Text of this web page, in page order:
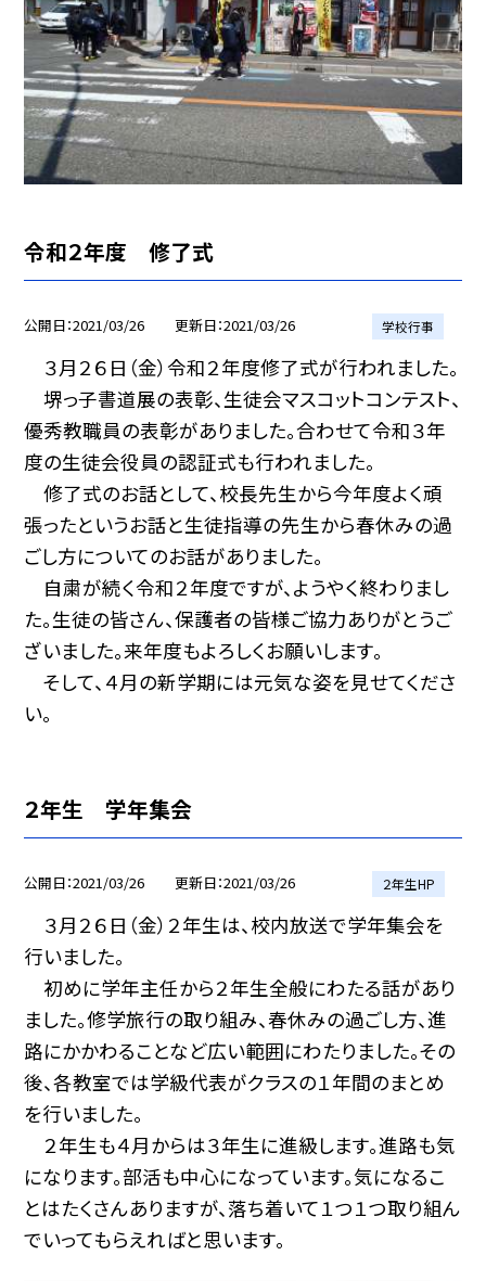
令和２年度 修了式
公開日 2021/03/26 更新日 2021/03/26 学校行事
３月２６日（金）令和２年度修了式が行われました。
堺っ子書道展の表彰、生徒会マスコットコンテスト、
優秀教職員の表彰がありました。合わせて令和３年
度の生徒会役員の認証式も行われました。
修了式のお話として、校長先生から今年度よく頑
張ったというお話と生徒指導の先生から春休みの過
ごし方についてのお話がありました。
自粛が続く令和２年度ですが、ようやく終わりまし
た。生徒の皆さん、保護者の皆様ご協力ありがとうご
ざいました。来年度もよろしくお願いします。
そして、４月の新学期には元気な姿を見せてくださ
い。
２年生 学年集会
公開日 2021/03/26 更新日 2021/03/26 ２年生HP
３月２６日（金）２年生は、校内放送で学年集会を
行いました。
初めに学年主任から２年生全般にわたる話があり
ました。修学旅行の取り組み、春休みの過ごし方、進
路にかかわることなど広い範囲にわたりました。その
後、各教室では学級代表がクラスの１年間のまとめ
を行いました。
２年生も４月からは３年生に進級します。進路も気
になります。部活も中心になっています。気になるこ
とはたくさんありますが、落ち着いて１つ１つ取り組ん
でいってもらえればと思います。